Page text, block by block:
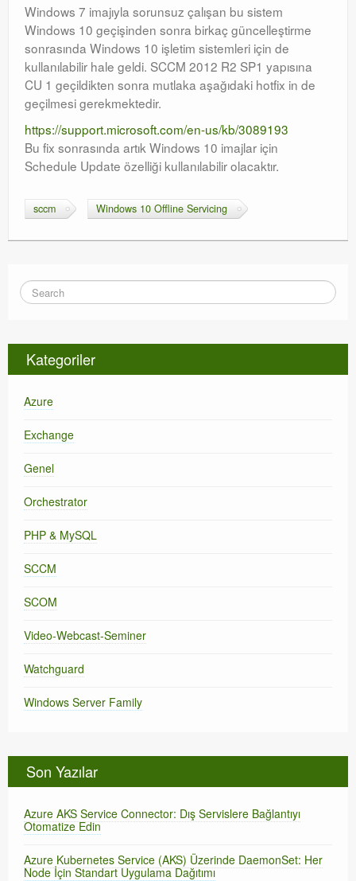
Windows 7 imajıyla sorunsuz çalışan bu sistem
Windows 10 geçişinden sonra birkaç güncelleştirme
sonrasında Windows 10 işletim sistemleri için de
kullanılabilir hale geldi. SCCM 2012 R2 SP1 yapısına
CU 1 geçildikten sonra mutlaka aşağıdaki hotfix in de
geçilmesi gerekmektedir.
https://support.microsoft.com/en-us/kb/3089193
Bu fix sonrasında artık Windows 10 imajlar için
Schedule Update özelliği kullanılabilir olacaktır.
sccm Windows 10 Offline Servicing
Kategoriler
Azure
Exchange
Genel
Orchestrator
PHP & MySQL
SCCM
SCOM
Video-Webcast-Seminer
Watchguard
Windows Server Family
Son Yazılar
Azure AKS Service Connector: Dış Servislere Bağlantıyı
Otomatize Edin
Azure Kubernetes Service (AKS) Üzerinde DaemonSet: Her
Node İçin Standart Uygulama Dağıtımı